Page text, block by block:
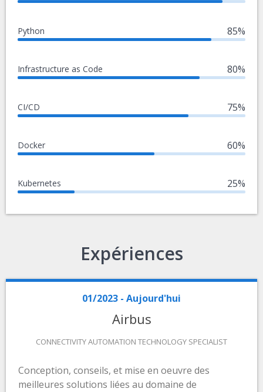
Python 85%
Infrastructure as Code 80%
CI/CD 75%
Docker 60%
Kubernetes 25%
Expériences
01/2023 - Aujourd'hui
Airbus
CONNECTIVITY AUTOMATION TECHNOLOGY SPECIALIST
Conception, conseils, et mise en oeuvre des
meilleures solutions liées au domaine de